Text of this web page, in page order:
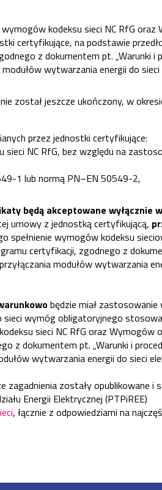
kodeksu sieci NC RfG
certyfikujące, na podstawie
z dokumentem pt. „Warunki i
wytwarzania energii do
został jeszcze ukończony, w
przez jednostki certyfikujące:
sieci NC RfG, bez względu na
1 lub normą PN–EN 50549-2,
będą akceptowane wyłącznie
umowy z jednostką certyfikującą,
spełnienie wymogów kodeksu
certyfikacji, zgodnego z
modułów wytwarzania
będzie miał zastosowanie
sieci wymóg obligatoryjnego
sieci NC RfG oraz Wymogów
z dokumentem pt. „Warunki i
wytwarzania energii do sieci
zagadnienia zostały opublikowane i
Energii Elektrycznej (PTPiREE)
, łącznie z odpowiedziami na